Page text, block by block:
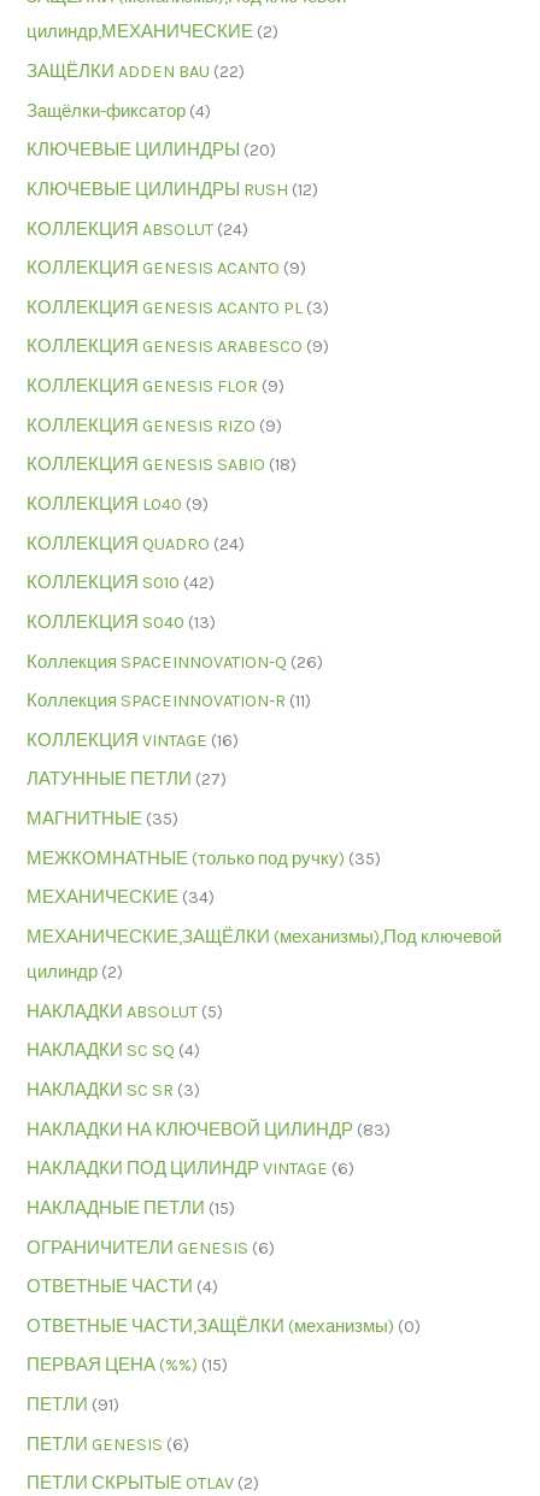
цилиндр,МЕХАНИЧЕСКИЕ (2)
ЗАЩЁЛКИ ADDEN BAU (22)
Защёлки-фиксатор (4)
КЛЮЧЕВЫЕ ЦИЛИНДРЫ (20)
КЛЮЧЕВЫЕ ЦИЛИНДРЫ RUSH (12)
КОЛЛЕКЦИЯ ABSOLUT (24)
КОЛЛЕКЦИЯ GENESIS ACANTO (9)
КОЛЛЕКЦИЯ GENESIS ACANTO PL (3)
КОЛЛЕКЦИЯ GENESIS ARABESCO (9)
КОЛЛЕКЦИЯ GENESIS FLOR (9)
КОЛЛЕКЦИЯ GENESIS RIZO (9)
КОЛЛЕКЦИЯ GENESIS SABIO (18)
КОЛЛЕКЦИЯ L040 (9)
КОЛЛЕКЦИЯ QUADRO (24)
КОЛЛЕКЦИЯ S010 (42)
КОЛЛЕКЦИЯ S040 (13)
Коллекция SPACEINNOVATION-Q (26)
Коллекция SPACEINNOVATION-R (11)
КОЛЛЕКЦИЯ VINTAGE (16)
ЛАТУННЫЕ ПЕТЛИ (27)
МАГНИТНЫЕ (35)
МЕЖКОМНАТНЫЕ (только под ручку) (35)
МЕХАНИЧЕСКИЕ (34)
МЕХАНИЧЕСКИЕ,ЗАЩЁЛКИ (механизмы),Под ключевой
цилиндр (2)
НАКЛАДКИ ABSOLUT (5)
НАКЛАДКИ SC SQ (4)
НАКЛАДКИ SC SR (3)
НАКЛАДКИ НА КЛЮЧЕВОЙ ЦИЛИНДР (83)
НАКЛАДКИ ПОД ЦИЛИНДР VINTAGE (6)
НАКЛАДНЫЕ ПЕТЛИ (15)
ОГРАНИЧИТЕЛИ GENESIS (6)
ОТВЕТНЫЕ ЧАСТИ (4)
ОТВЕТНЫЕ ЧАСТИ,ЗАЩЁЛКИ (механизмы) (0)
ПЕРВАЯ ЦЕНА (%%) (15)
ПЕТЛИ (91)
ПЕТЛИ GENESIS (6)
ПЕТЛИ СКРЫТЫЕ OTLAV (2)